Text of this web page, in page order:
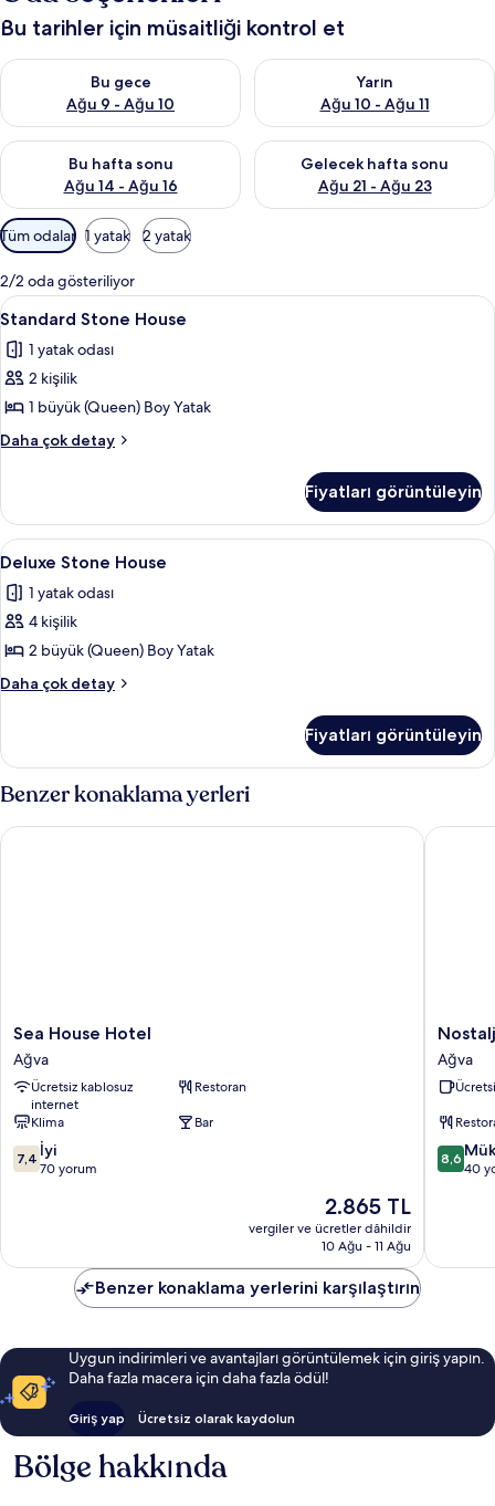
Bu tarihler için müsaitliği kontrol et
Bu gece
Ağu 9 - Ağu 10
Bu gece için müsaitliği kontrol et Ağu 9 - Ağu 10
Yarın
Ağu 10 - Ağu 11
Yarın için müsaitliği kontrol et
Bu hafta sonu
Ağu 14 - Ağu 16
Bu hafta sonu için müsaitliği kontrol et Ağu 14 - Ağu 16
Gelecek hafta sonu
Ağu 21 - Ağu 23
Önümüzdeki hafta sonu için
Odalar
için
mevcut
filtreler
Tüm odalar 1 yatak 2 yatak
2/2 oda gösteriliyor
Standard
Stone
House
için
tüm
fotoğrafları
Standard Stone House | 1 yatak odası
5
Standard Stone House
1 yatak odası
2 kişilik
1 büyük (Queen) Boy Yatak
Daha çok detay
Standard
daha
fazla
detay
Fiyatları görüntüleyin
Deluxe
Stone
House
için
tüm
fotoğrafları
3
Deluxe Stone House
1 yatak odası
4 kişilik
2 büyük (Queen) Boy Yatak
Daha çok detay
Deluxe
daha
fazla
detay
Fiyatları görüntüleyin
Benzer konaklama yerleri
Sea
House
Hotel
Ağva
Sea House Hotel
Ağva
Ücretsiz kablosuz
internet
Restoran
Klima
Bar
10
üzerinden
7,4 İyi
70 yorum
Güncel
fiyat:
2.865 TL
2.865 TL
vergiler ve ücretler dâhildir
10 Ağu - 11 Ağu
Sea House Hotel
Nostalji
Butik
Otel
Ağva
Ağva
10
8,6
40
Nostalji
Benzer konaklama yerlerini karşılaştırın
Uygun indirimleri ve avantajları görüntülemek için giriş yapın.
Daha fazla macera için daha fazla ödül!
Giriş yap Ücretsiz olarak kaydolun
Bölge hakkında